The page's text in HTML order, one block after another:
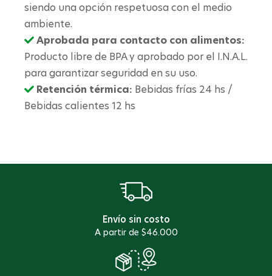
siendo una opción respetuosa con el medio
ambiente.
Aprobada para contacto con alimentos:
Producto libre de BPA y aprobado por el I.N.A.L.
para garantizar seguridad en su uso.
Retención térmica: Bebidas frías 24 hs /
Bebidas calientes 12 hs
Envío sin costo
A partir de $46.000